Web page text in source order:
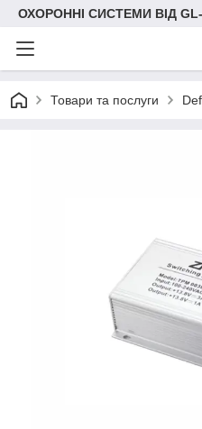
ОХОРОННІ СИСТЕМИ ВІД GL-
Товари та послуги